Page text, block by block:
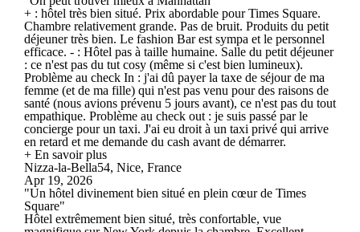
+ : hôtel très bien situé. Prix abordable pour Times Square.
Chambre relativement grande. Pas de bruit. Produits du petit
déjeuner très bien. Le fashion Bar est sympa et le personnel
efficace. - : Hôtel pas à taille humaine. Salle du petit déjeuner
: ce n'est pas du tut cosy (même si c'est bien lumineux).
Problème au check In : j'ai dû payer la taxe de séjour de ma
femme (et de ma fille) qui n'est pas venu pour des raisons de
santé (nous avions prévenu 5 jours avant), ce n'est pas du tout
empathique. Problème au check out : je suis passé par le
concierge pour un taxi. J'ai eu droit à un taxi privé qui arrive
en retard et me demande du cash avant de démarrer.
+ En savoir plus
Nizza-la-Bella54, Nice, France
Apr 19, 2026
"Un hôtel divinement bien situé en plein cœur de Times
Square"
Hôtel extrêmement bien situé, très confortable, vue